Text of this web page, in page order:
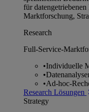
für
Marktforschung,
Research
Full-Service-
•Individuelle
•
•Ad-hoc-
Research Lösungen
Strategy